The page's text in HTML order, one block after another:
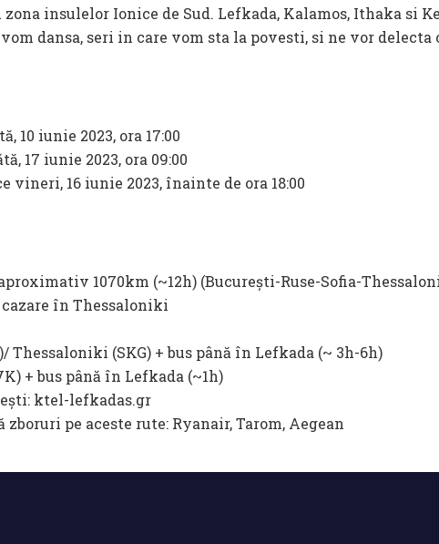
insulelor Ionice de Sud. Lefkada, Kalamos, Ithaka si
dansa, seri in care vom sta la povesti, si ne vor
10 iunie 2023, ora 17:00
17 iunie 2023, ora 09:00
vineri, 16 iunie 2023, înainte de ora 18:00
1070km (~12h) (București-Ruse-Sofia-
cazare în Thessaloniki
Thessaloniki (SKG) + bus până în Lefkada (~ 3h-6h)
+ bus până în Lefkada (~1h)
ktel-lefkadas.gr
zboruri pe aceste rute: Ryanair, Tarom, Aegean